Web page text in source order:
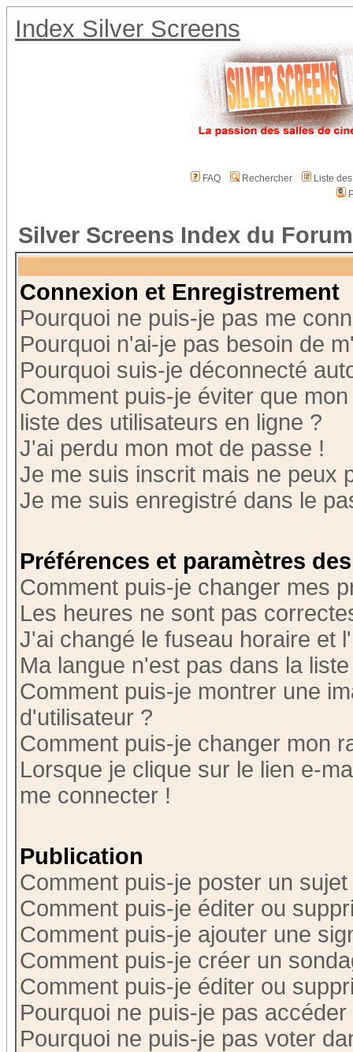
Index Silver Screens
FAQ Rechercher
Liste
Silver Screens Index du Forum
Connexion et Enregistrement
Pourquoi ne puis-je pas me
Pourquoi n'ai-je pas besoin de
Pourquoi suis-je déconnecté
Comment puis-je éviter que
liste des utilisateurs en ligne ?
J'ai perdu mon mot de passe !
Je me suis inscrit mais ne peux
Je me suis enregistré dans le
Préférences et paramètres
Comment puis-je changer mes
Les heures ne sont pas
J'ai changé le fuseau horaire et
Ma langue n'est pas dans la
Comment puis-je montrer une
d'utilisateur ?
Comment puis-je changer mon
Lorsque je clique sur le lien e-
me connecter !
Publication
Comment puis-je poster un
Comment puis-je éditer ou
Comment puis-je ajouter une
Comment puis-je créer un
Comment puis-je éditer ou
Pourquoi ne puis-je pas
Pourquoi ne puis-je pas voter